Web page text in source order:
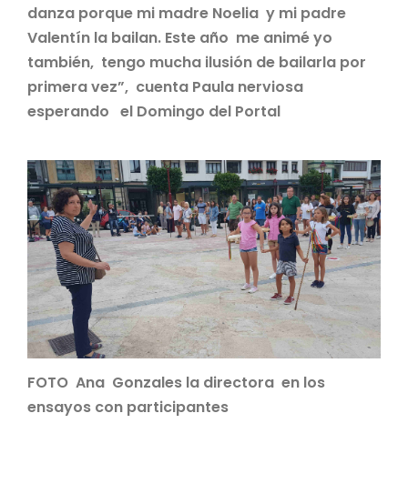
danza porque mi madre Noelia y mi padre
Valentín la bailan. Este año me animé yo
también, tengo mucha ilusión de bailarla por
primera vez”, cuenta Paula nerviosa
esperando el Domingo del Portal
FOTO Ana Gonzales la directora en los
ensayos con participantes